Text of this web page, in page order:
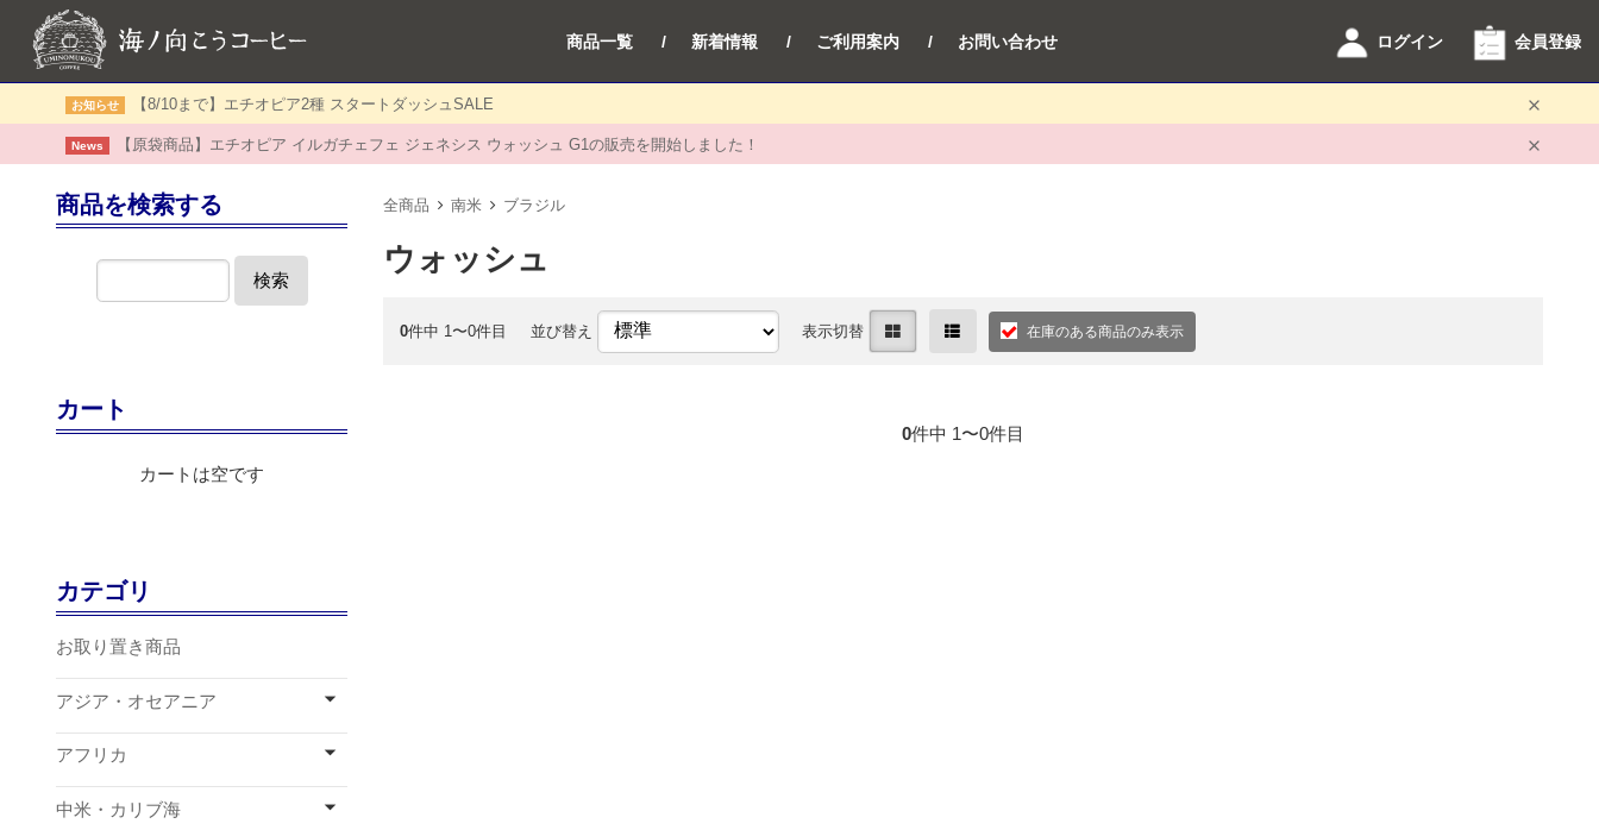
お知らせ 【8/10まで】エチオピア2種 スタートダッシュSALE
News 【原袋商品】エチオピア イルガチェフェ ジェネシス ウォッシュ G1の販売を開始しました！
商品一覧 新着情報 ご利用案内 お問い合わせ ログイン 会員登録
全商品 南米 ブラジル
ウォッシュ
0件中 1〜0件目 並び替え 表示切替 在庫のある商品のみ表示
0件中 1〜0件目
商品を検索する
検索
カート
カートは空です
カテゴリ
お取り置き商品
アジア・オセアニア
アフリカ
中米・カリブ海